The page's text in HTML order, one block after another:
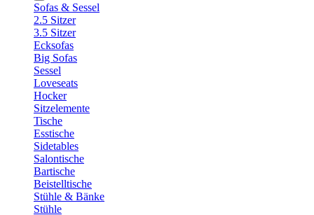
Sofas & Sessel
2.5 Sitzer
3.5 Sitzer
Ecksofas
Big Sofas
Sessel
Loveseats
Hocker
Sitzelemente
Tische
Esstische
Sidetables
Salontische
Bartische
Beistelltische
Stühle & Bänke
Stühle